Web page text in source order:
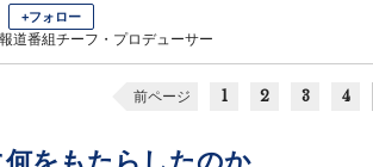
+フォロー
道番組チーフ・プロデューサー
前ページ 1 2 3 4